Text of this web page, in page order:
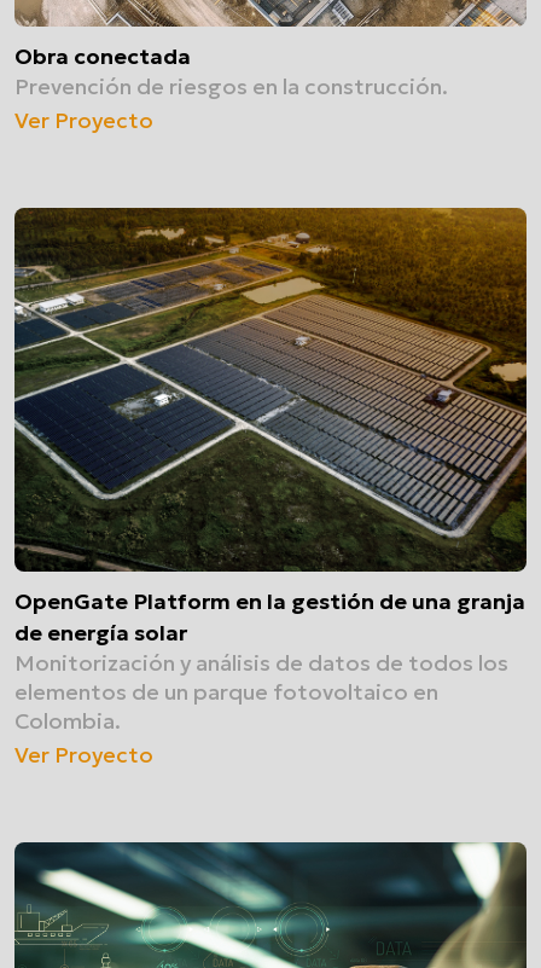
Obra conectada
Prevención de riesgos en la construcción.
Ver Proyecto
OpenGate Platform en la gestión de una granja
de energía solar
Monitorización y análisis de datos de todos los
elementos de un parque fotovoltaico en
Colombia.
Ver Proyecto